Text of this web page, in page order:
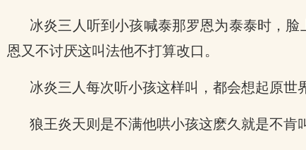
冰炎三人听到小孩喊泰那罗恩为泰泰时，
恩又不讨厌这叫法他不打算改口。
冰炎三人每次听小孩这样叫，都会想起原世
狼王炎天则是不满他哄小孩这麽久就是不肯